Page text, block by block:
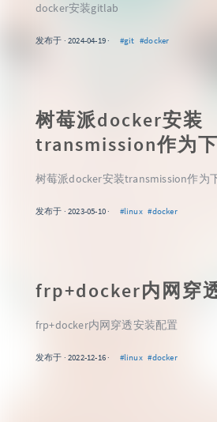
docker安装gitlab
发布于 · 2024-04-19 · #git #docker
树莓派docker安装
transmission作为
树莓派docker安装transmission作为
发布于 · 2023-05-10 · #linux #docker
frp+docker内网穿
frp+docker内网穿透安装配置
发布于 · 2022-12-16 · #linux #docker